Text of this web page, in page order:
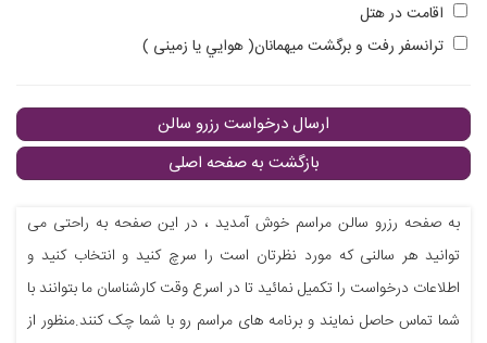
اقامت در هتل
ترانسفر رفت و برگشت ميهمانان( هوايي يا زمينی )
ارسال درخواست رزرو سالن
بازگشت به صفحه اصلی
به صفحه رزرو سالن مراسم خوش آمدید ، در این صفحه به راحتی می
توانید هر سالنی که مورد نظرتان است را سرچ کنید و انتخاب کنید و
اطلاعات درخواست را تکمیل نمائید تا در اسرع وقت کارشناسان ما بتوانند با
شما تماس حاصل نمایند و برنامه های مراسم رو با شما چک کنند.منظور از